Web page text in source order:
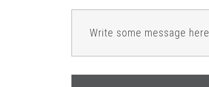
Write some message here